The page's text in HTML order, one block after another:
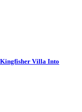
Kingfisher Villa Into